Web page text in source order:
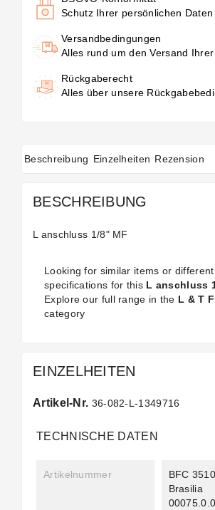
Schutz Ihrer persönlichen Daten
Versandbedingungen
Alles rund um den Versand
Rückgaberecht
Alles über unsere
Beschreibung Einzelheiten Rezension
BESCHREIBUNG
L anschluss 1/8" MF
Looking for similar items or different
specifications for this L anschluss
Explore our full range in the L & T
category
EINZELHEITEN
Artikel-Nr. 36-082-L-1349716
TECHNISCHE DATEN
Artikelnummer
BFC
Brasilia